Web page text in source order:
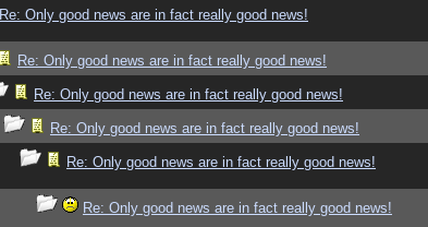
Re: Only good news are in fact really good news!
Re: Only good news are in fact really good news!
Re: Only good news are in fact really good news!
Re: Only good news are in fact really good news!
Re: Only good news are in fact really good news!
Re: Only good news are in fact really good news!